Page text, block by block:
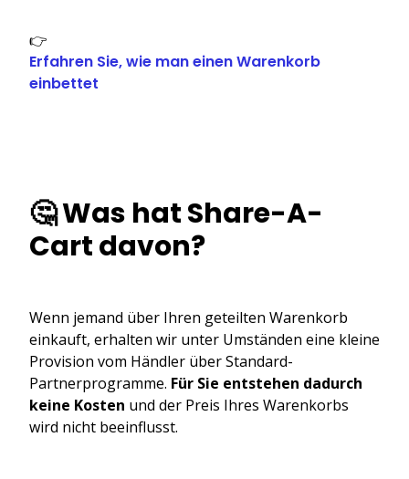
👉
Erfahren Sie, wie man einen Warenkorb
einbettet
🤔 Was hat Share-A-
Cart davon?
Wenn jemand über Ihren geteilten Warenkorb
einkauft, erhalten wir unter Umständen eine kleine
Provision vom Händler über Standard-
Partnerprogramme. Für Sie entstehen dadurch
keine Kosten und der Preis Ihres Warenkorbs
wird nicht beeinflusst.